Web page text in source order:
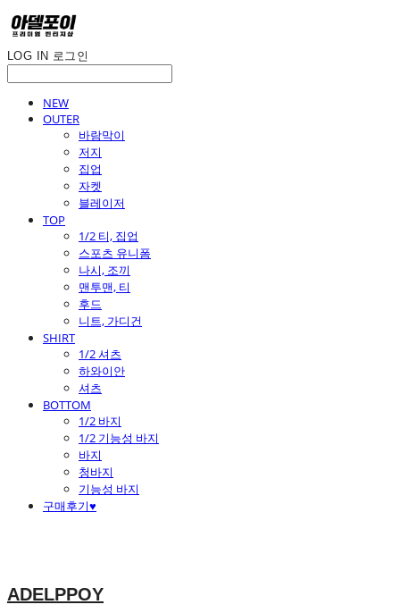
LOG IN 로그인
NEW
OUTER
바람막이
저지
집업
자켓
블레이저
TOP
1/2 티, 집업
스포츠 유니폼
나시, 조끼
맨투맨, 티
후드
니트, 가디건
SHIRT
1/2 셔츠
하와이안
셔츠
BOTTOM
1/2 바지
1/2 기능성 바지
바지
청바지
기능성 바지
구매후기♥
ADELPPOY